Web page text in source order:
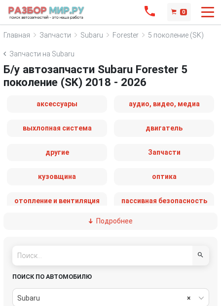
0
Главная Запчасти Subaru Forester 5 поколение (SK)
Запчасти на Subaru
Б/у автозапчасти Subaru Forester 5
поколение (SK) 2018 - 2026
аксессуары аудио, видео, медиа
выхлопная система двигатель
другие Запчасти
кузовщина оптика
отопление и вентиляция пассивная безопасность
рулевое управление
стекла
топливная система тормозная система
Подробнее
ПОИСК ПО АВТОМОБИЛЮ
×
Subaru